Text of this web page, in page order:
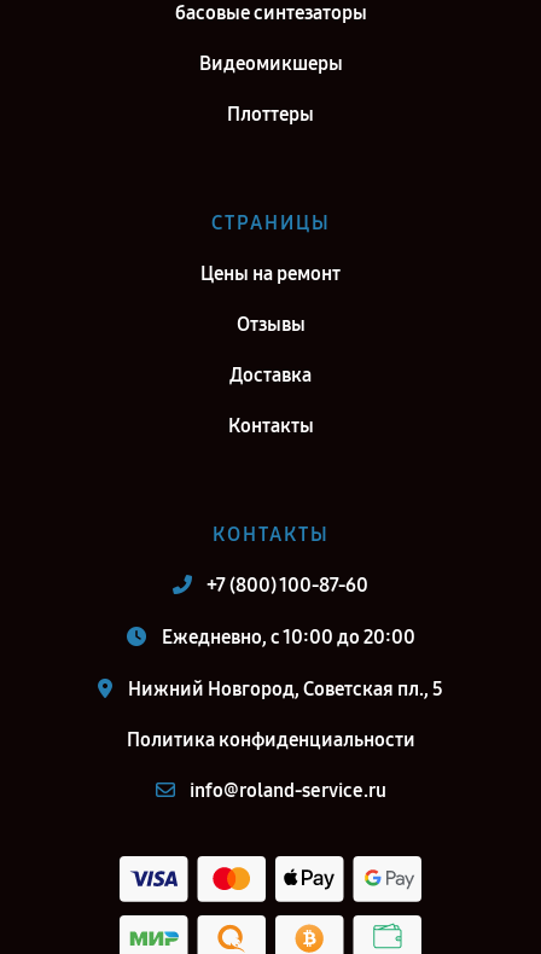
басовые синтезаторы
Видеомикшеры
Плоттеры
СТРАНИЦЫ
Цены на ремонт
Отзывы
Доставка
Контакты
КОНТАКТЫ
+7 (800) 100-87-60
Ежедневно, с 10:00 до 20:00
Нижний Новгород, Советская пл., 5
Политика конфиденциальности
info@roland-service.ru